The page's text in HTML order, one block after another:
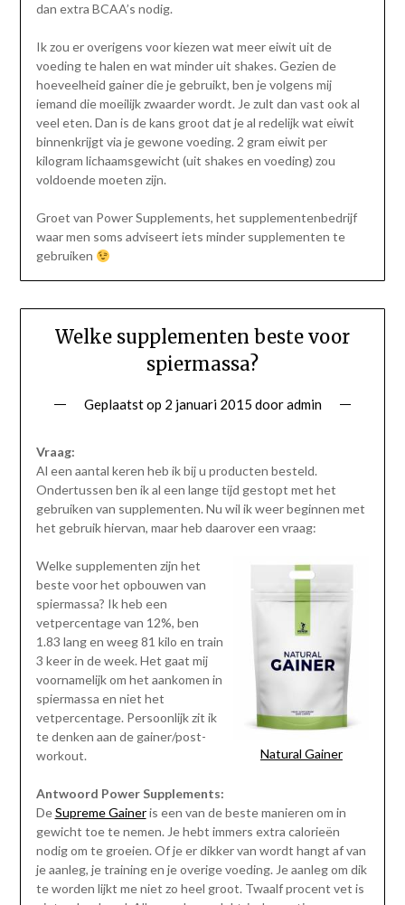
dan extra BCAA’s nodig.
Ik zou er overigens voor kiezen wat meer eiwit uit de
voeding te halen en wat minder uit shakes. Gezien de
hoeveelheid gainer die je gebruikt, ben je volgens mij
iemand die moeilijk zwaarder wordt. Je zult dan vast ook al
veel eten. Dan is de kans groot dat je al redelijk wat eiwit
binnenkrijgt via je gewone voeding. 2 gram eiwit per
kilogram lichaamsgewicht (uit shakes en voeding) zou
voldoende moeten zijn.
Groet van Power Supplements, het supplementenbedrijf
waar men soms adviseert iets minder supplementen te
gebruiken
Welke supplementen beste voor
spiermassa?
Geplaatst op 2 januari 2015 dooradmin
Vraag:
Al een aantal keren heb ik bij u producten besteld.
Ondertussen ben ik al een lange tijd gestopt met het
gebruiken van supplementen. Nu wil ik weer beginnen met
het gebruik hiervan, maar heb daarover een vraag:
Natural Gainer
Welke supplementen zijn het
beste voor het opbouwen van
spiermassa? Ik heb een
vetpercentage van 12%, ben
1.83 lang en weeg 81 kilo en train
3 keer in de week. Het gaat mij
voornamelijk om het aankomen in
spiermassa en niet het
vetpercentage. Persoonlijk zit ik
te denken aan de gainer/post-
workout.
Antwoord Power Supplements:
DeSupreme Gaineris een van de beste manieren om in
gewicht toe te nemen. Je hebt immers extra calorieën
nodig om te groeien. Of je er dikker van wordt hangt af van
je aanleg, je training en je overige voeding. Je aanleg om dik
te worden lijkt me niet zo heel groot. Twaalf procent vet is